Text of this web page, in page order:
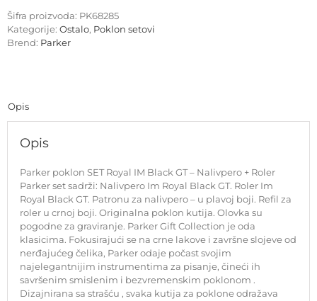
Black
GT
-
Šifra proizvoda: PK68285
Kategorije: Ostalo, Poklon setovi
Brend: Parker
Opis
Opis
Parker poklon SET Royal IM Black GT – Nalivpero + Roler
Parker set sadrži: Nalivpero Im Royal Black GT. Roler Im
Royal Black GT. Patronu za nalivpero – u plavoj boji. Refil za
roler u crnoj boji. Originalna poklon kutija. Olovka su
pogodne za graviranje. Parker Gift Collection je oda
klasicima. Fokusirajući se na crne lakove i završne slojeve od
nerđajućeg čelika, Parker odaje počast svojim
najelegantnijim instrumentima za pisanje, čineći ih
savršenim smislenim i bezvremenskim poklonom .
Dizajnirana sa strašću , svaka kutija za poklone odražava